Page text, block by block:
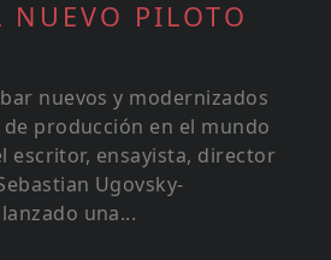
NUEVO PILOTO
nuevos y modernizados
producción en el mundo
escritor, ensayista, director
Ugovsky-
una...